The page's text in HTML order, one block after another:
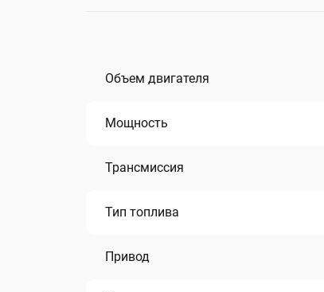
Объем двигателя
Мощность
Трансмиссия
Тип топлива
Привод